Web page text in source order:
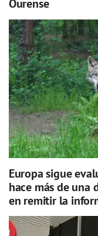
Ourense
Europa sigue
hace más de una
en remitir la